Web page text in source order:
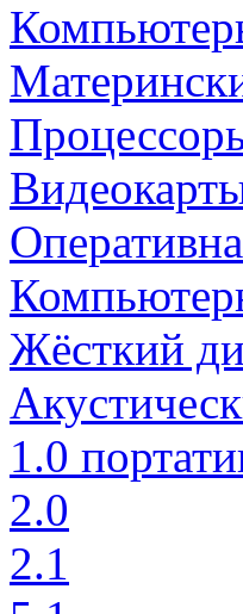
Жёсткий
1.0
2.0
2.1